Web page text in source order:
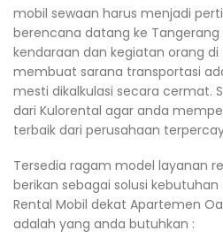
mobil sewaan harus menjadi
berencana datang ke Tangerang
kendaraan dan kegiatan orang di
membuat sarana transportasi
mesti dikalkulasi secara cermat.
dari Kulorental agar anda
terbaik dari perusahaan
Tersedia ragam model layanan
berikan sebagai solusi
Rental Mobil dekat Apartemen
adalah yang anda butuhkan :